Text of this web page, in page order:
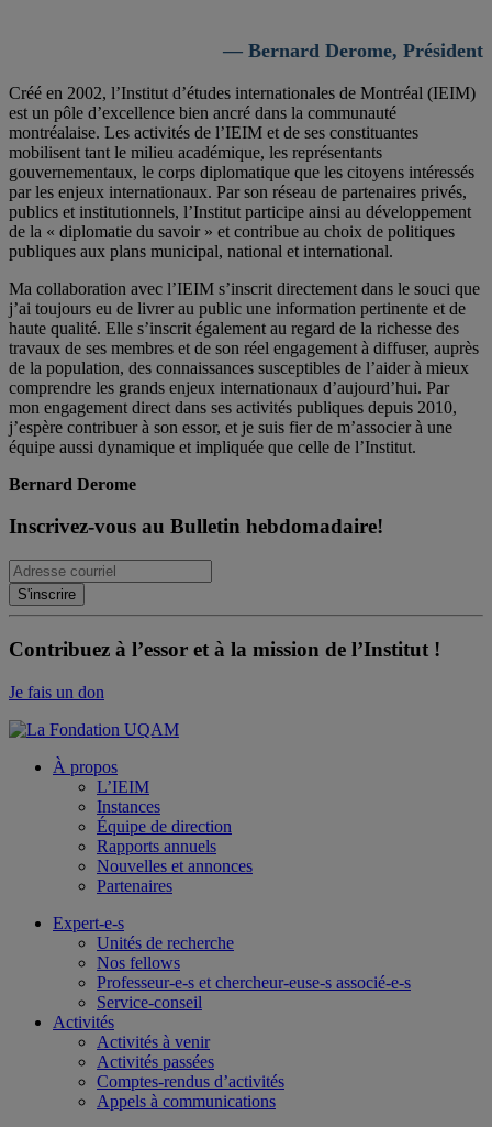
— Bernard Derome, Président
Créé en 2002, l’Institut d’études internationales de Montréal (IEIM)
est un pôle d’excellence bien ancré dans la communauté
montréalaise. Les activités de l’IEIM et de ses constituantes
mobilisent tant le milieu académique, les représentants
gouvernementaux, le corps diplomatique que les citoyens intéressés
par les enjeux internationaux. Par son réseau de partenaires privés,
publics et institutionnels, l’Institut participe ainsi au développement
de la « diplomatie du savoir » et contribue au choix de politiques
publiques aux plans municipal, national et international.
Ma collaboration avec l’IEIM s’inscrit directement dans le souci que
j’ai toujours eu de livrer au public une information pertinente et de
haute qualité. Elle s’inscrit également au regard de la richesse des
travaux de ses membres et de son réel engagement à diffuser, auprès
de la population, des connaissances susceptibles de l’aider à mieux
comprendre les grands enjeux internationaux d’aujourd’hui. Par
mon engagement direct dans ses activités publiques depuis 2010,
j’espère contribuer à son essor, et je suis fier de m’associer à une
équipe aussi dynamique et impliquée que celle de l’Institut.
Bernard Derome
Inscrivez-vous au Bulletin hebdomadaire!
Contribuez à l’essor et à la mission de l’Institut !
Je fais un don
À propos
L’IEIM
Instances
Équipe de direction
Rapports annuels
Nouvelles et annonces
Partenaires
Expert-e-s
Unités de recherche
Nos fellows
Professeur-e-s et chercheur-euse-s associé-e-s
Service-conseil
Activités
Activités à venir
Activités passées
Comptes-rendus d’activités
Appels à communications